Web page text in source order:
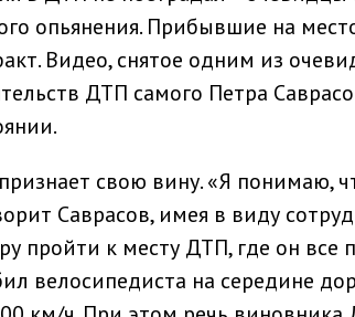
опьянения. Прибывшие на
Видео, снятое одним из
ДТП самого Петра
свою вину. «Я понимаю,
Саврасов, имея в виду
пройти к месту ДТП, где он все
велосипедиста на середине